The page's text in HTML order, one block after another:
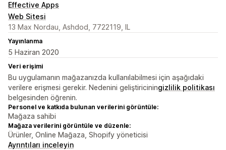
Effective Apps
Web Sitesi
13 Max Nordau, Ashdod, 7722119, IL
Yayınlanma
5 Haziran 2020
Veri erişimi
Bu uygulamanın mağazanızda kullanılabilmesi için aşağıdaki
verilere erişmesi gerekir. Nedenini geliştiriciningizlilik politikası
belgesinden öğrenin.
Personel ve katkıda bulunan verilerini görüntüle:
Mağaza sahibi
Mağaza verilerini görüntüle ve düzenle:
Ürünler, Online Mağaza, Shopify yöneticisi
Ayrıntıları inceleyin